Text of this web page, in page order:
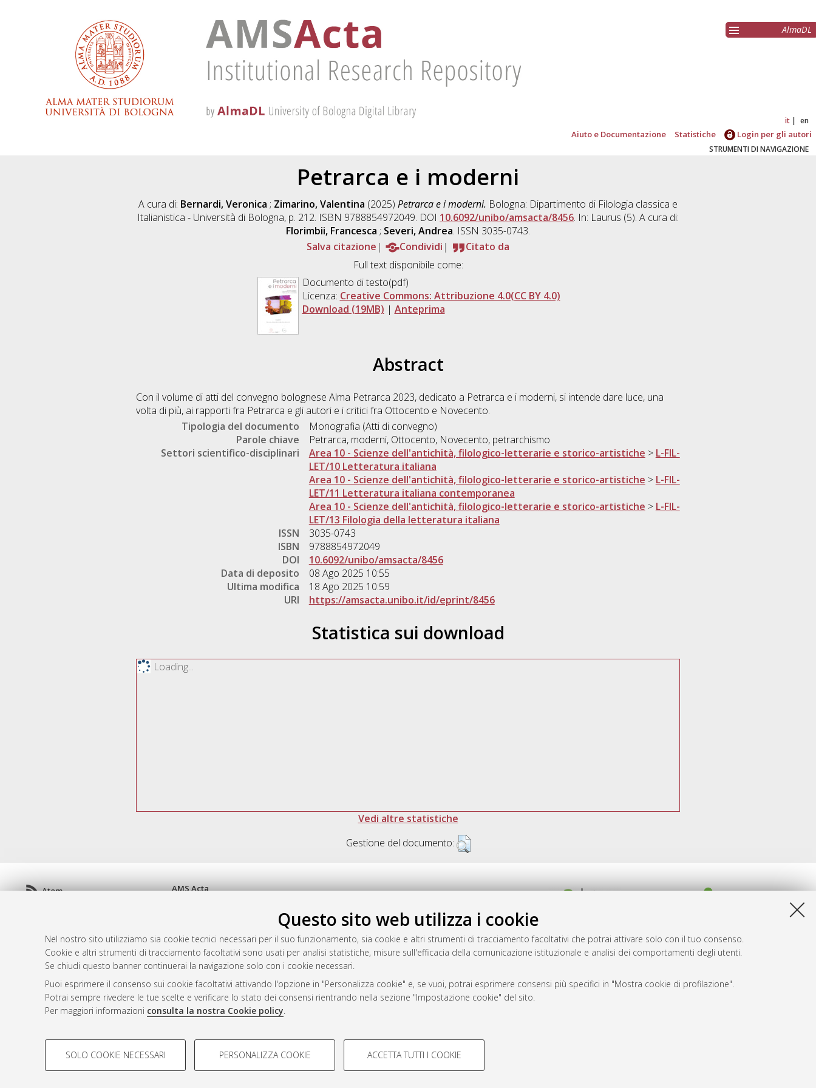
Questo sito web utilizza i cookie
Nel nostro sito utilizziamo sia cookie tecnici necessari per il suo funzionamento, sia cookie e altri strumenti di tracciamento facoltativi che potrai attivare solo con il tuo consenso.
Cookie e altri strumenti di tracciamento facoltativi sono usati per analisi statistiche, misure sull'efficacia della comunicazione istituzionale e analisi dei comportamenti degli utenti.
Se chiudi questo banner continuerai la navigazione solo con i cookie necessari.
Puoi esprimere il consenso sui cookie facoltativi attivando l'opzione in "Personalizza cookie" e, se vuoi, potrai esprimere consensi più specifici in "Mostra cookie di profilazione".
Potrai sempre rivedere le tue scelte e verificare lo stato dei consensi rientrando nella sezione "Impostazione cookie" del sito.
Per maggiori informazioni consulta la nostra Cookie policy.
COOKIE DI PROFILAZIONE - FACOLTATIVI COOKIE TECNICI - NECESSARI
SOLO COOKIE NECESSARI PERSONALIZZA COOKIE ACCETTA TUTTI I COOKIE
AlmaDL
it en
Aiuto e Documentazione Statistiche Login per gli autori
STRUMENTI DI NAVIGAZIONE
Petrarca e i moderni
A cura di: Bernardi, Veronica ; Zimarino, Valentina (2025) Petrarca e i moderni. Bologna: Dipartimento di Filologia classica e
Italianistica - Università di Bologna, p. 212. ISBN 9788854972049. DOI 10.6092/unibo/amsacta/8456. In: Laurus (5). A cura di:
Florimbii, Francesca ; Severi, Andrea. ISSN 3035-0743.
Salva citazione
Condividi
Citato da
Full text disponibile come:
Documento di testo(pdf)
Licenza: Creative Commons: Attribuzione 4.0(CC BY 4.0)
Download (19MB) | Anteprima
Abstract
Con il volume di atti del convegno bolognese Alma Petrarca 2023, dedicato a Petrarca e i moderni, si intende dare luce, una
volta di più, ai rapporti fra Petrarca e gli autori e i critici fra Ottocento e Novecento.
Tipologia del documento
Monografia (Atti di convegno)
Parole chiave
Petrarca, moderni, Ottocento, Novecento, petrarchismo
Settori scientifico-disciplinari
Area 10 - Scienze dell'antichità, filologico-letterarie e storico-artistiche > L-FIL-
LET/10 Letteratura italiana
Area 10 - Scienze dell'antichità, filologico-letterarie e storico-artistiche > L-FIL-
LET/11 Letteratura italiana contemporanea
Area 10 - Scienze dell'antichità, filologico-letterarie e storico-artistiche > L-FIL-
LET/13 Filologia della letteratura italiana
ISSN
3035-0743
ISBN
9788854972049
DOI
10.6092/unibo/amsacta/8456
Data di deposito
08 Ago 2025 10:55
Ultima modifica
18 Ago 2025 10:59
URI
https://amsacta.unibo.it/id/eprint/8456
Statistica sui download
Loading...
Vedi altre statistiche
Gestione del documento:
Atom
AMS Acta
doi.org/10.17616/R3P19R
Servizio implementato e gestito da
AlmaDL
Impostazioni Cookie
Informativa sulla privacy
Condizioni d'uso del sito
Mission e policies del repository
© ALMA MATER STUDIORUM - Università d Bologna, 2007-2026.